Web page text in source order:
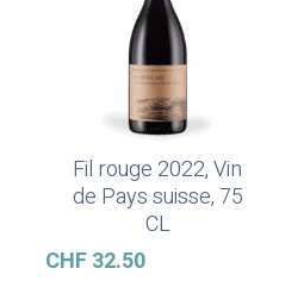
Ajouter Au Panier
Fil rouge 2022, Vin
de Pays suisse, 75
CL
CHF32.50